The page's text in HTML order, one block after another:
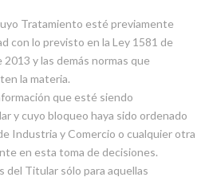
Tratamiento esté previamente
con lo previsto en la Ley 1581 de
y las demás normas que
la materia.
que esté siendo
y cuyo bloqueo haya sido ordenado
Industria y Comercio o cualquier otra
en esta toma de decisiones.
del Titular sólo para aquellas